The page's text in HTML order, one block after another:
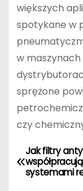
większych
spotykane w
w
sprężone
czy
N
a
Jak filtry
systemami